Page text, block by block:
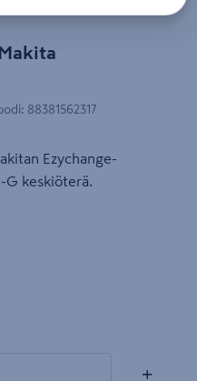
: 88381562317
Ezychange-
G keskiöterä.
+